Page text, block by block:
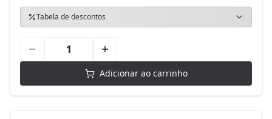
Tabela de descontos
Adicionar ao carrinho